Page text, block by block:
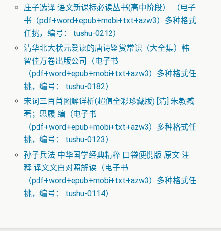
庄子选译 语文新课标必读丛书(高中阶段） （电子
书（pdf+word+epub+mobi+txt+azw3）多种格式
任挑，编号： tushu-0212）
清华北大状元爱读的唐诗鉴赏常识（大全集）韩
智佳万卷出版公司（电子书
（pdf+word+epub+mobi+txt+azw3）多种格式任
挑，编号： tushu-0182）
宋词三百首图解详析(超值全彩珍藏版) [清] 朱教臧
著；思履 编（电子书
（pdf+word+epub+mobi+txt+azw3）多种格式任
挑，编号： tushu-0123）
孙子兵法 中华国学经典精粹 口袋便携版 原文 注
释 译文文白对照解读（电子书
（pdf+word+epub+mobi+txt+azw3）多种格式任
挑，编号： tushu-0114）